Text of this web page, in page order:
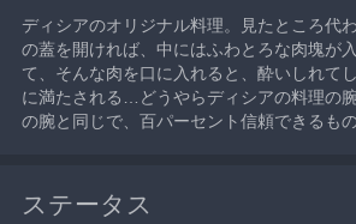
ディシアのオリジナル料理。見たところ代
の蓋を開ければ、中にはふわとろな肉塊が
て、そんな肉を口に入れると、酔いしれて
に満たされる…どうやらディシアの料理の
の腕と同じで、百パーセント信頼できるもの
ステータス